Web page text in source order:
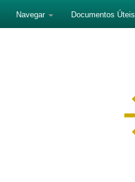
Navegar Documentos Úteis